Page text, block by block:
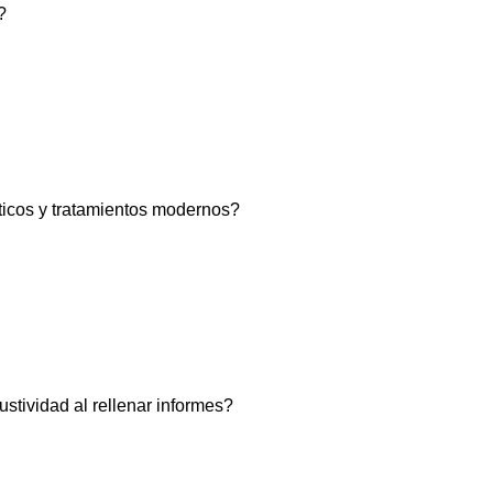
y tratamientos modernos?
al rellenar informes?